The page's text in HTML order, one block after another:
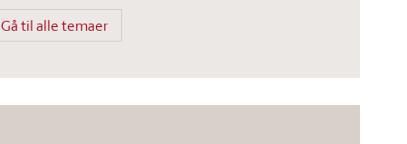
Gå til alle temaer